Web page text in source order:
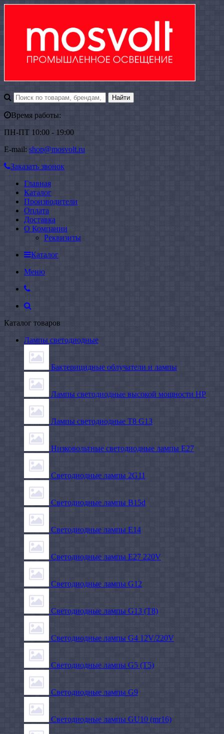
Время работы:
ПН-ПТ 10:00 - 19:00
E-mail: shop@mosvolt.ru
Заказать звонок
Главная
Каталог
Производители
Оплата
Доставка
О Компании
Реквизиты
Каталог
Меню
Каталог товаров
Лампы светодиодные
Бактерицидные облучатели и лампы
Лампы светодиодные высокой мощности HP
Лампы светодиодные Т8 G13
Низковольтные светодиодные лампы E27
Светодиодные лампы 2G11
Светодиодные лампы B15d
Светодиодные лампы E14
Светодиодные лампы E27 220V
Светодиодные лампы G12
Светодиодные лампы G13 (T8)
Светодиодные лампы G4 12V/220V
Светодиодные лампы G5 (T5)
Светодиодные лампы G9
Светодиодные лампы GU10 (mr16)